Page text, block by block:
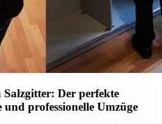
Salzgitter: Der perfekte
professionelle Umzüge